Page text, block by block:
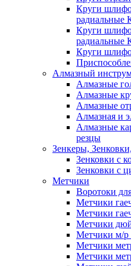
Круги
радиальные
Круги
радиальные
Круги
Алмазный
Алмазные
Алмазные
Алмазные
Алмазная и
Алмазные
резцы
Зенкеры,
Зенковки с
Зенковки с
Метчики
Воротоки
Метчики
Метчики
Метчики
Метчики м/р
Метчики
Метчики